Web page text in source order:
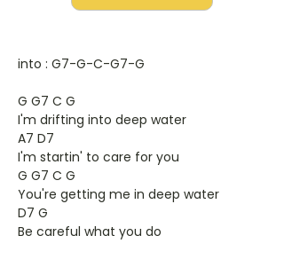
into : G7-G-C-G7-G
G G7 C G
I'm drifting into deep water
A7 D7
I'm startin' to care for you
G G7 C G
You're getting me in deep water
D7 G
Be careful what you do